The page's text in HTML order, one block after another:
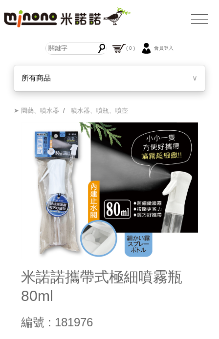
( 0 ) 會員登入
所有商品 ∨
➤ 園藝、噴水器 /噴水器、噴瓶、噴壺
米諾諾攜帶式極細噴霧瓶
80ml
編號 : 181976